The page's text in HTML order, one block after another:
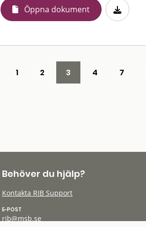
Öppna dokument
1 2 3 4 7
Behöver du hjälp?
Kontakta RIB Support
E-POST
rib@msb.se